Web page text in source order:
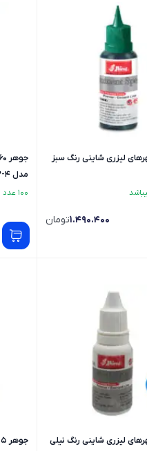
مهرهای لیزری شاینی رنگ سبز
1.490.400تومان
مدل AV-63-4
100 عدد موجود میباشد
مهرهای لیزری شاینی رنگ نیلی